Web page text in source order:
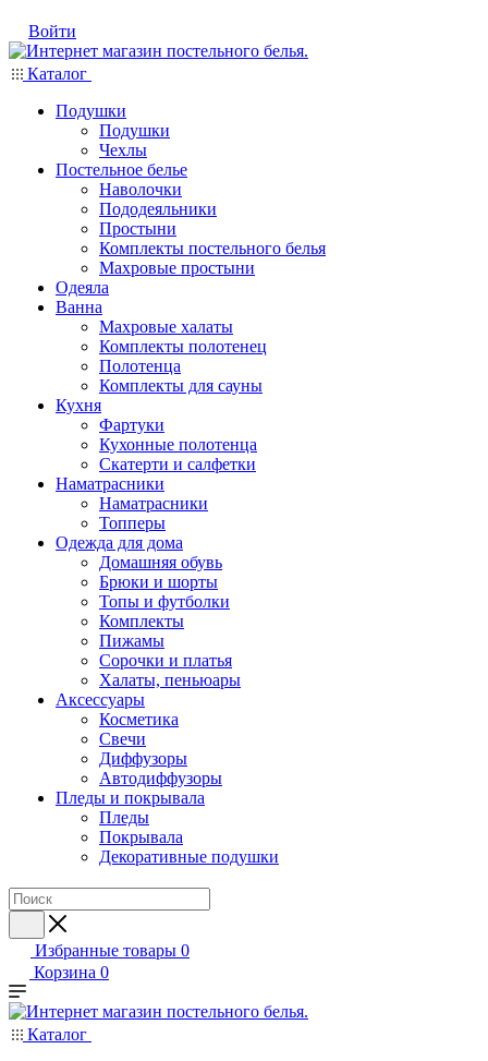
Войти
Каталог
Подушки
Подушки
Чехлы
Постельное белье
Наволочки
Пододеяльники
Простыни
Комплекты постельного белья
Махровые простыни
Одеяла
Ванна
Махровые халаты
Комплекты полотенец
Полотенца
Комплекты для сауны
Кухня
Фартуки
Кухонные полотенца
Скатерти и салфетки
Наматрасники
Наматрасники
Топперы
Одежда для дома
Домашняя обувь
Брюки и шорты
Топы и футболки
Комплекты
Пижамы
Сорочки и платья
Халаты, пеньюары
Аксессуары
Косметика
Свечи
Диффузоры
Автодиффузоры
Пледы и покрывала
Пледы
Покрывала
Декоративные подушки
Избранные товары 0
Корзина 0
Каталог